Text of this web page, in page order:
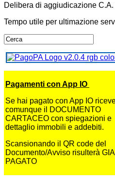
Delibera di aggiudicazione C.A.
Tempo utile per ultimazione
Pagamenti con App IO
Se hai pagato con App IO
comunque il DOCUMENTO
CARTACEO con spiegazioni e
dettaglio immobili e addebiti.
Scansionando il QR code del
Documento/Avviso risulterà GIA
PAGATO